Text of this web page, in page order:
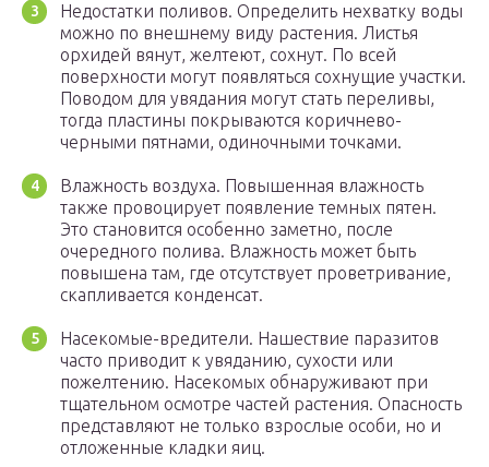
Недостатки поливов. Определить нехватку воды
можно по внешнему виду растения. Листья
орхидей вянут, желтеют, сохнут. По всей
поверхности могут появляться сохнущие участки.
Поводом для увядания могут стать переливы,
тогда пластины покрываются коричнево-
черными пятнами, одиночными точками.
Влажность воздуха. Повышенная влажность
также провоцирует появление темных пятен.
Это становится особенно заметно, после
очередного полива. Влажность может быть
повышена там, где отсутствует проветривание,
скапливается конденсат.
Насекомые-вредители. Нашествие паразитов
часто приводит к увяданию, сухости или
пожелтению. Насекомых обнаруживают при
тщательном осмотре частей растения. Опасность
представляют не только взрослые особи, но и
отложенные кладки яиц.